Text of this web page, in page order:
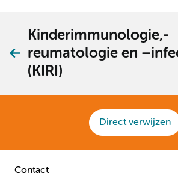
Kinderimmunologie,-
reumatologie en
(KIRI)
Direct verwijzen
Contact